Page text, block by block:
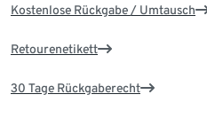
Kostenlose Rückgabe / Umtausch
Retourenetikett
30 Tage Rückgaberecht